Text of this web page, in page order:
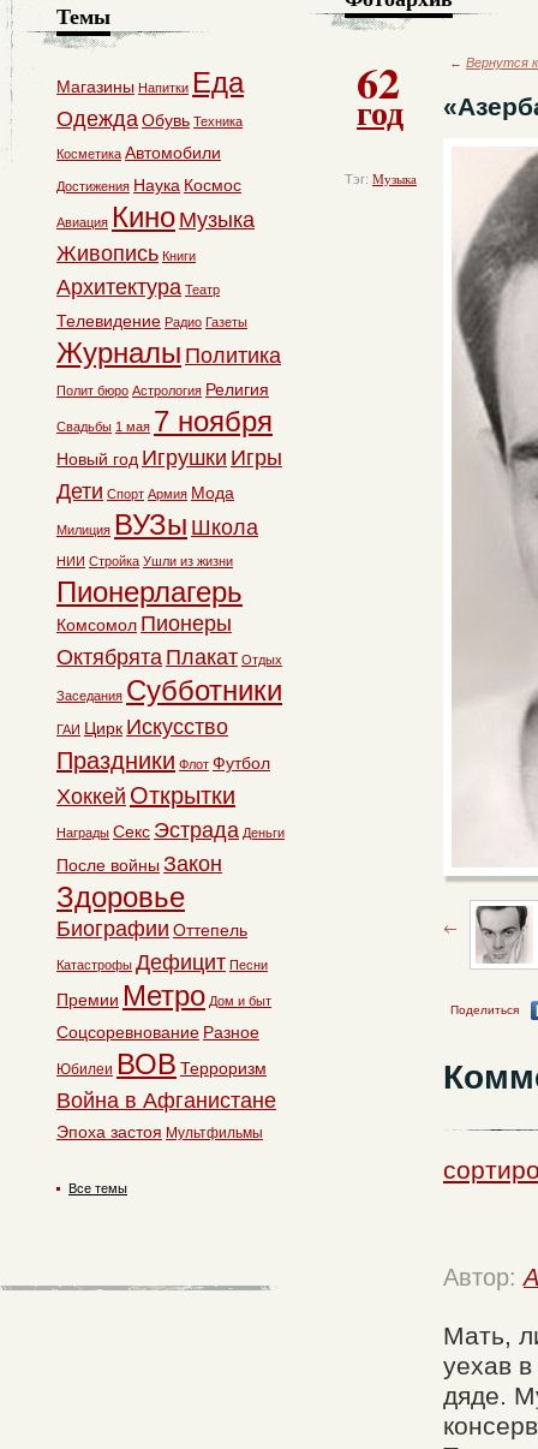
62
год
Тэг: Музыка
← Вернутся
Поделиться
Автор:
Мать,
уехав
дяде.
Темы
Магазины Напитки Еда
ОдеждаОбувь Техника
Косметика Автомобили
Достижения Наука Космос
Авиация Кино Музыка
Живопись Книги
Архитектура Театр
Телевидение Радио Газеты
Журналы Политика
Полит бюро Астрология Религия
Свадьбы 1 мая 7 ноября
Новый год Игрушки Игры
Дети Спорт Армия Мода
Милиция ВУЗы Школа
НИИ Стройка Ушли из жизни
Пионерлагерь
Комсомол Пионеры
Октябрята Плакат Отдых
Заседания Субботники
ГАИ Цирк Искусство
Праздники Флот Футбол
Хоккей Открытки
Награды Секс Эстрада Деньги
После войны Закон
Здоровье
Биографии Оттепель
Катастрофы Дефицит Песни
Премии Метро Дом и быт
Соцсоревнование Разное
Юбилеи ВОВ Терроризм
Война в Афганистане
Эпоха застоя Мультфильмы
Все темы